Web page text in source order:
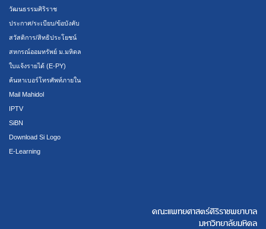
วัฒนธรรมศิริราช
ประกาศ/ระเบียบ/ข้อบังคับ
สวัสดิการ/สิทธิประโยชน์
สหกรณ์ออมทรัพย์ ม.มหิดล
ใบแจ้งรายได้ (E-PY)
ค้นหาเบอร์โทรศัพท์ภายใน
Mail Mahidol
IPTV
SiBN
Download Si Logo
E-Learning
คณะแพทยศาสตร์ศิริราชพยาบาล
มหาวิทยาลัยมหิดล